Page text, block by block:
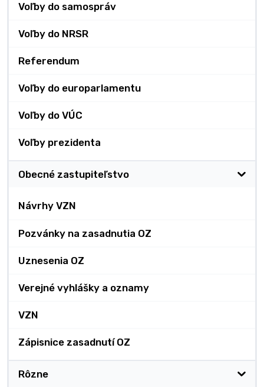
Voľby do samospráv
Voľby do NRSR
Referendum
Voľby do europarlamentu
Voľby do VÚC
Voľby prezidenta
Obecné zastupiteľstvo
Návrhy VZN
Pozvánky na zasadnutia OZ
Uznesenia OZ
Verejné vyhlášky a oznamy
VZN
Zápisnice zasadnutí OZ
Rôzne